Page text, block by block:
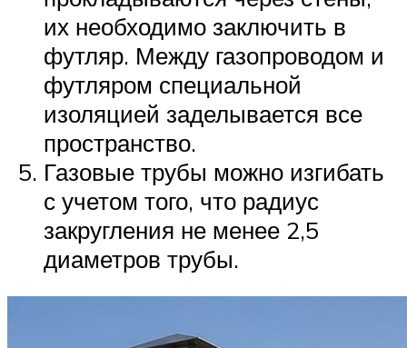
их необходимо заключить в
футляр. Между газопроводом и
футляром специальной
изоляцией заделывается все
пространство.
Газовые трубы можно изгибать
с учетом того, что радиус
закругления не менее 2,5
диаметров трубы.